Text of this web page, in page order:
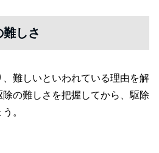
しさ
難しいといわれている理由を解
の難しさを把握してから、駆除
。